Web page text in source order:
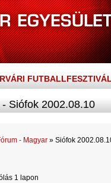
- Siófok 2002.08.10
- Magyar » Siófok
1 lapon